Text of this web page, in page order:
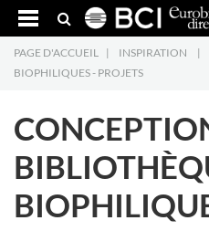
Réalisations
Recherche
PAGE D'ACCUEIL | INSPIRATION |
BIOPHILIQUES - PROJETS